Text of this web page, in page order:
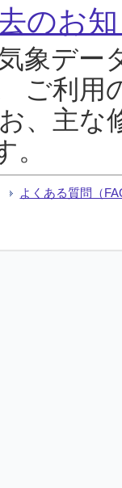
のお
象デー
ご利用
、主な
よくある質問（